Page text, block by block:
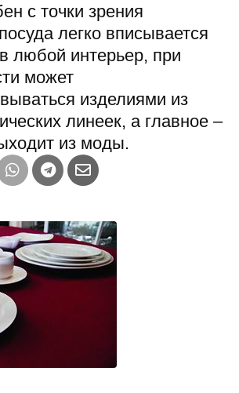
с точки зрения
легко вписывается
любой интерьер, при
может
изделиями из
линеек, а главное –
из моды.